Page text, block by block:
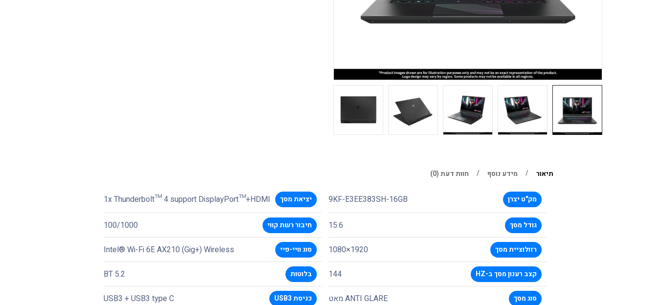
תיאור מידע נוסף חוות דעת (0)
מק"ט יצרן 9KF-E3EE383SH-16GB
גודל מסך 15.6
רזולוציית מסך 1920×1080
קצב רענון מסך ב-HZ 144
סוג מסך ANTI GLARE מאט
יציאת מסך 1x Thunderbolt™ 4 support DisplayPort™+HDMI
חיבור רשת קווי 100/1000
סוג וויי-פיי Intel® Wi-Fi 6E AX210 (Gig+) Wireless
בלוטות BT 5.2
כניסת USB3 USB3 + USB3 type C